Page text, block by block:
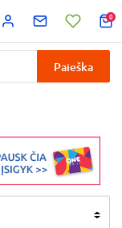
0
Paieška